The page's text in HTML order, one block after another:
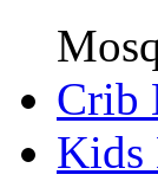
Crib
Kids